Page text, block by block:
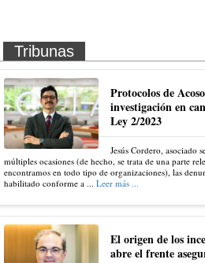
Tribunas
Protocolos de
investigación en
Ley 2/2023
Jesús Cordero, asociado
múltiples ocasiones (de hecho, se trata de una parte
encontramos en todo tipo de organizaciones), las
habilitado conforme a ... Leer más ...
El origen de los
abre el frente